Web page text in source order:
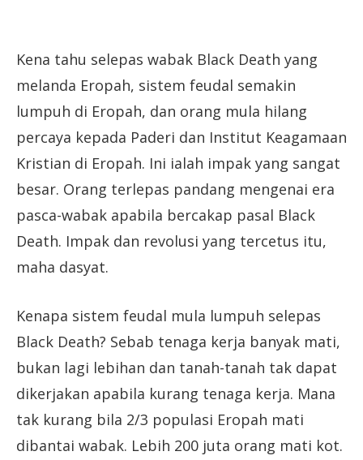
Kena tahu selepas wabak Black Death yang
melanda Eropah, sistem feudal semakin
lumpuh di Eropah, dan orang mula hilang
percaya kepada Paderi dan Institut Keagamaan
Kristian di Eropah. Ini ialah impak yang sangat
besar. Orang terlepas pandang mengenai era
pasca-wabak apabila bercakap pasal Black
Death. Impak dan revolusi yang tercetus itu,
maha dasyat.
Kenapa sistem feudal mula lumpuh selepas
Black Death? Sebab tenaga kerja banyak mati,
bukan lagi lebihan dan tanah-tanah tak dapat
dikerjakan apabila kurang tenaga kerja. Mana
tak kurang bila 2/3 populasi Eropah mati
dibantai wabak. Lebih 200 juta orang mati kot.